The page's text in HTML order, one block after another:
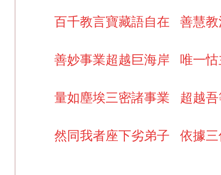
百千教言寶藏語自在 善慧教
善妙事業超越巨海岸 唯一怙
量如塵埃三密諸事業 超越吾
然同我者座下劣弟子 依據三